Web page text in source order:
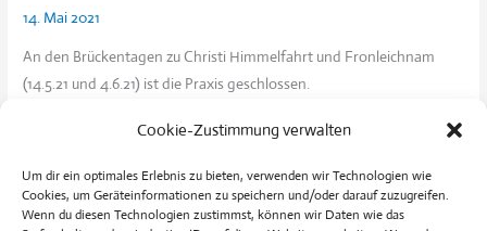
Cookie-Zustimmung verwalten
Um dir ein optimales Erlebnis zu bieten, verwenden wir Technologien wie
Cookies, um Geräteinformationen zu speichern und/oder darauf zuzugreifen.
Wenn du diesen Technologien zustimmst, können wir Daten wie das
14. Mai 2021
An den Brückentagen zu Christi Himmelfahrt und Fronleichnam
(14.5.21 und 4.6.21) ist die Praxis geschlossen.
Es werden lediglich Corona-Impfungen nach Voranmeldung
Während des verlängerten Wochenendes ist durchgängig der